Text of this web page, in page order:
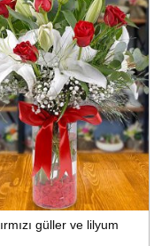
güller ve lilyum